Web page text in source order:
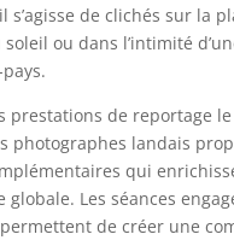
s’agisse de clichés sur la
ou dans l’intimité
prestations de reportage
photographes landais
qui
globale. Les séances
de créer une